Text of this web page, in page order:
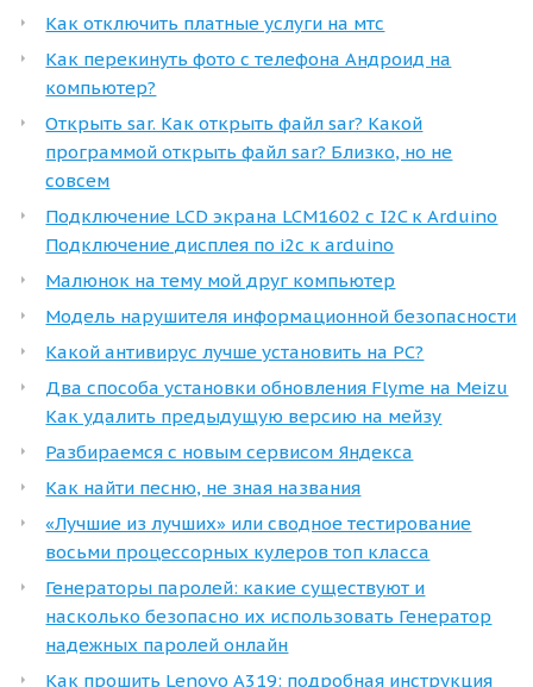
Как отключить платные услуги на мтс
Как перекинуть фото с телефона Андроид на
компьютер?
Открыть sar. Как открыть файл sar? Какой
программой открыть файл sar? Близко, но не
совсем
Подключение LCD экрана LCM1602 с I2C к Arduino
Подключение дисплея по i2c к arduino
Малюнок на тему мой друг компьютер
Модель нарушителя информационной безопасности
Какой антивирус лучше установить на PC?
Два способа установки обновления Flyme на Meizu
Как удалить предыдущую версию на мейзу
Разбираемся с новым сервисом Яндекса
Как найти песню, не зная названия
«Лучшие из лучших» или сводное тестирование
восьми процессорных кулеров топ класса
Генераторы паролей: какие существуют и
насколько безопасно их использовать Генератор
надежных паролей онлайн
Как прошить Lenovo A319: подробная инструкция